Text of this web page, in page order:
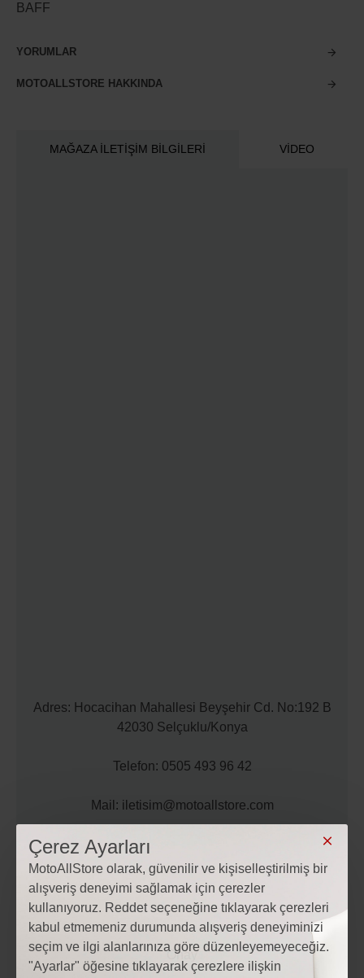
Çerez Ayarları
MotoAllStore olarak, güvenilir ve kişiselleştirilmiş bir
alışveriş deneyimi sağlamak için çerezler
kullanıyoruz. Reddet seçeneğine tıklayarak çerezleri
kabul etmemeniz durumunda alışveriş deneyiminizi
seçim ve ilgi alanlarınıza göre düzenleyemeyeceğiz.
"Ayarlar" öğesine tıklayarak çerezlere ilişkin
BAFF
YORUMLAR
MOTOALLSTORE HAKKINDA
MAĞAZA İLETIŞIM BILGILERI VIDEO
Adres: Hocacihan Mahallesi Beyşehir Cd. No:192 B
42030 Selçuklu/Konya
Telefon: 0505 493 96 42
Mail: iletisim@motoallstore.com
Etiketler: Motosiklet BAFF
Motosiklet BAFF fiyatları
Motosiklet Modelleri
motosiklet Aksesuarları
Motosiklet yedek parça
BAFF MOTO ALL STORE